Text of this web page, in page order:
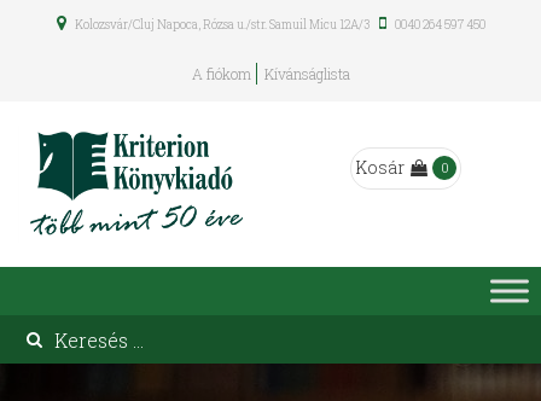
Kolozsvár/Cluj Napoca, Rózsa u./str. Samuil Micu 12A/3 0040 264 597 450
A fiókom Kívánságlista
Kosár 0